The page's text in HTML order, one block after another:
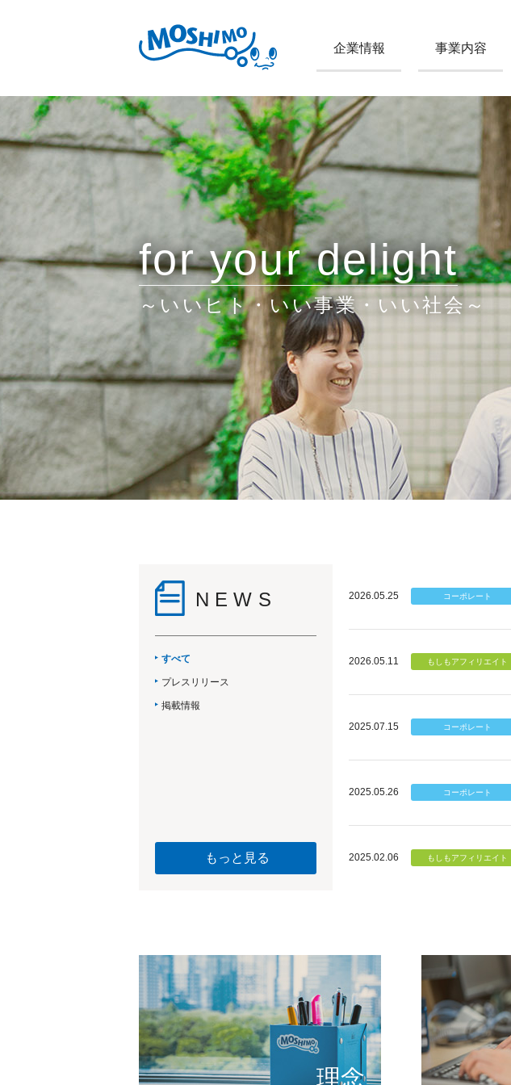
企業情報 事業内容
for your delight
～いいヒト・いい事業・いい社会～
NEWS
すべて
プレスリリース
掲載情報
もっと見る
2026.05.25
2026.05.11
2025.07.15
2025.05.26
2025.02.06
理念
個のチカラ
もしもが描く未来の形